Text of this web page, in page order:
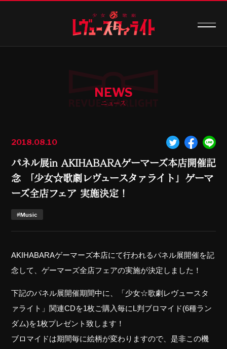
NEWS
ニュース
2018.08.10
パネル展in AKIHABARAゲーマーズ本店開催記
念 「少女☆歌劇レヴュースタァライト」ゲーマ
ーズ全店フェア 実施決定！
#Music
AKIHABARAゲーマーズ本店にて行われるパネル展開催を記
念して、ゲーマーズ全店フェアの実施が決定しました！
下記のパネル展開催期間中に、「少女☆歌劇レヴュースタ
ァライト」関連CDを1枚ご購入毎にL判ブロマイド(6種ラン
ダム)を1枚プレゼント致します！
ブロマイドは期間毎に絵柄が変わりますので、是非この機